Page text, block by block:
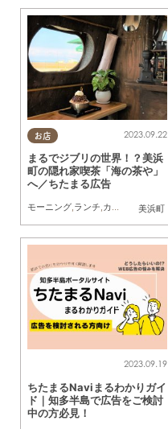
お店
美浜町
2023.09.22
まるでジブリの世界！？美浜
町の隠れ家喫茶「海の茶や」
へ／ちたまる広告
モーニング ランチ カフェ スイーツ
2023.09.19
ちたまるNaviまるわかりガイ
ド｜知多半島で広告をご検討
中の方必見！